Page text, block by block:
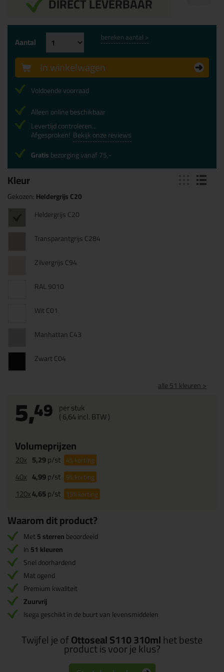
Kleur
Gekozen:Heldergrijs C20
Heldergrijs C20
Transparantgrijs C284
Zilvergrijs C94
RAL 9010
Wit C01
Manhattan C43
Zwart C04
alle 51 kleuren >
5,49 per stuk
(6,64incl. BTW )
Volumeprijzen
20x 5,29p/st 4%korting
40x 4,99p/st 9%korting
120x4,65p/st 15%korting
Aantal bereken aantal >
In winkelwagen
Voldoende voorraad
Alleen online beschikbaar
Levertijd controleren...
Afgesproken! Bekijk onze reviews
Gratisbezorging vanaf 75,-
Waarom dit product?
Met5 sterrenbeoordeeld
In51 kleuren
Snel doorhardend
Mat ogend
Premium kwaliteit
Zuurvrij
Isega geschikt in de buurt van levensmiddelen
Twijfel je ofOttoseal S110 310mlhet beste
product is voor je klus?